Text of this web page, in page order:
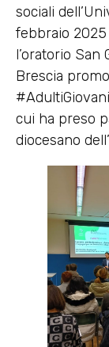
sociali
febbraio
l’oratorio San
Brescia
cui ha preso
diocesano